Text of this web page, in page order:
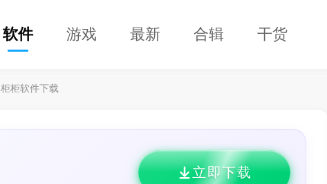
软件 游戏 最新 合辑 干货
柜柜软件下载
立即下载